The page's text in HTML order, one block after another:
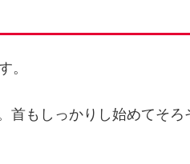
。
首もしっかりし始めてそ